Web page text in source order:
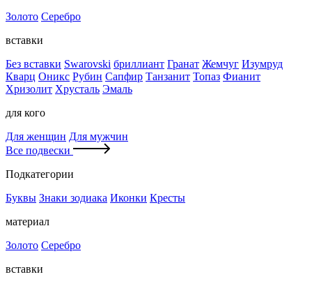
Золото Серебро
вставки
Без вставки Swarovski бриллиант Гранат Жемчуг Изумруд
Кварц Оникс Рубин Сапфир Танзанит Топаз Фианит
Хризолит Хрусталь Эмаль
для кого
Для женщин Для мужчин
Все подвески
Подкатегории
Буквы Знаки зодиака Иконки Кресты
материал
Золото Серебро
вставки